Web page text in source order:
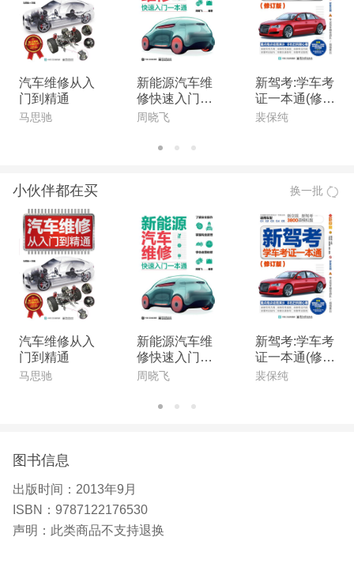
汽车维修从入
门到精通
马思驰
新能源汽车维
修快速入门一
本通
周晓飞
新驾考:学车考
证一本通(修订
版)
裴保纯
小伙伴都在买 换一批
汽车维修从入
门到精通
马思驰
新能源汽车维
修快速入门一
本通
周晓飞
新驾考:学车考
证一本通(修订
版)
裴保纯
图书信息
出版时间： 2013年9月
ISBN： 9787122176530
声明： 此类商品不支持退换